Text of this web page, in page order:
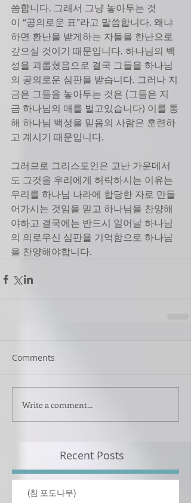
씀합니다. 그래서 그냥 놓아두는 것
이 “공의로운 표”라고 말씀합니다. 왜냐
하면 환난을 받게하는 자들을 한난으로
갚으실 것이기 때문입니다. 하나님의 백
성을 괴롭혔음으로 결국 그들을 하나님
의 공의로운 심판을 받습니다. 그러나 지
금은 그들을 놓아두는 것은 (그들은 지
금 하나님의 매를 벌고있습니다) 이를 통
해 하나님 백성을 믿음의 사람은 훈련하
고 계시기 때문입니다.
그러므로 그리스도인은 고난 가운데서
도 그것을 우리에게 허락하시는 이유는
우리를 하나님 나라에 합당한 자로 만들
어가시는 것임을 믿고 하나님을 찬양해
야하고 결국에는 반드시 일어날 하나님
의 의로우신 심판을 기억함으로 하나님
을 찬양해야합니다.
Comments
Write a comment...
Recent Posts
(참 포도나무)